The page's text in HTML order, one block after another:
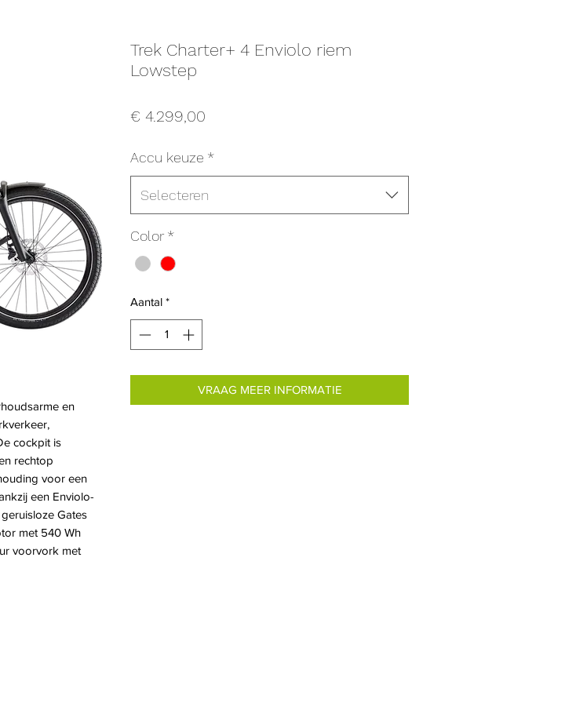
en
cockpit is
rechtop
voor een
een Enviolo-
Gates
met 540 Wh
voorvork met
Trek Charter+ 4 Enviolo riem
Lowstep
€ 4.299,00
Accu keuze *
Selecteren
Color *
Aantal *
VRAAG MEER INFORMATIE